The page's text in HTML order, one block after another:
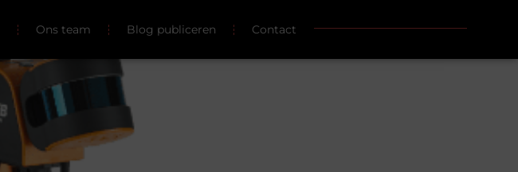
Ons team Blog publiceren Contact